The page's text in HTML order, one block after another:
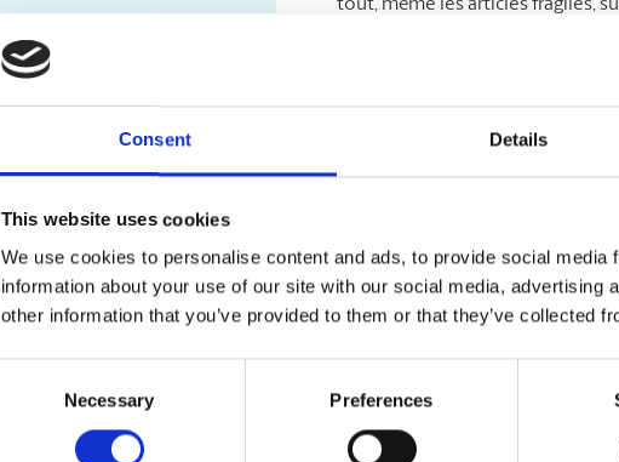
Consent Details
This website uses cookies
We use cookies to personalise content and ads, to provide social
information about your use of our site with our social media, advertising
other information that you’ve provided to them or that they’ve collected
Necessary Preferences
tout, même les articles fragiles,
Que vous envoyiez des délices
Solutions d’emballage sur mesure
Les objets surdimensionnés ou
commencer ? Passez voir nos
les meilleures méthodes
Garantie d’emballage et
Nous savons combien vos
la légère. Nos experts certifiés en
pourquoi nous répondons
d’emballage et d’expédition.